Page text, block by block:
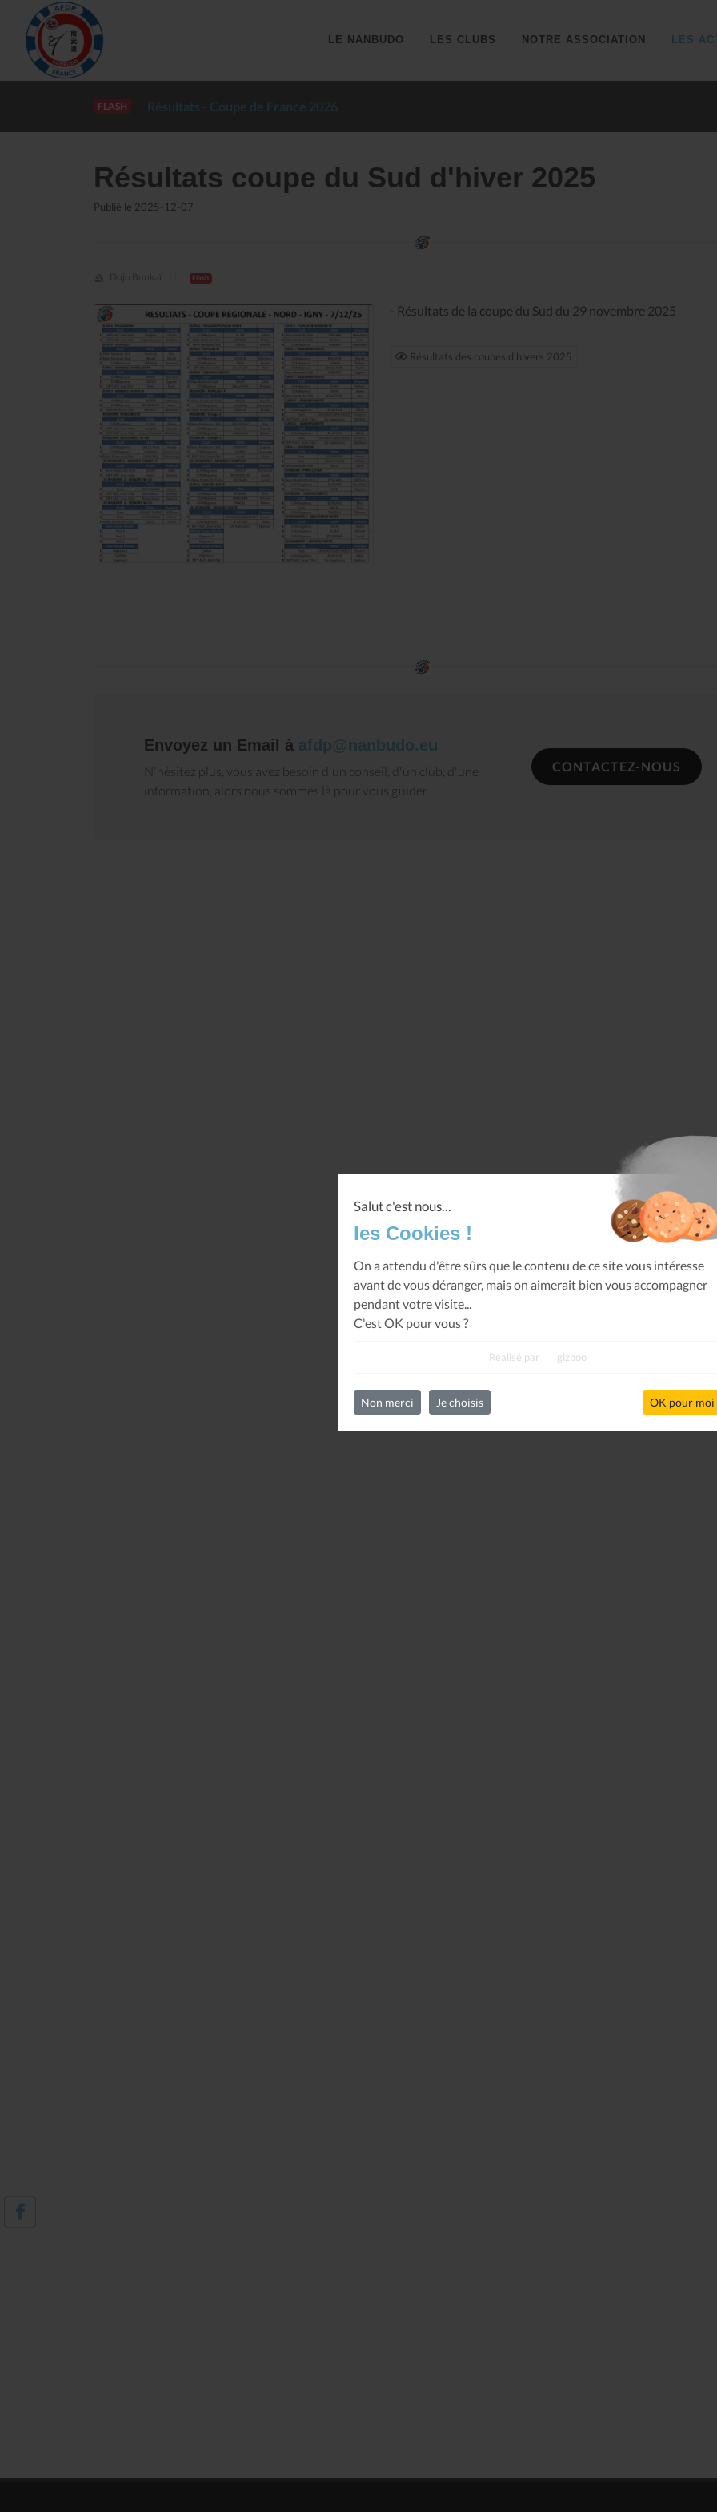
Salut c'est nous...
les Cookies !
On a attendu d'être sûrs que le contenu de ce site vous intéresse
avant de vous déranger, mais on aimerait bien vous accompagner
pendant votre visite...
C'est OK pour vous ?
Réalisé par gizboo
Non merci Je choisis OK pour moi
LE NANBUDO LES CLUBS NOTRE ASSOCIATION LES
FLASH Résultats - Coupe de France 2026
Résultats coupe du Sud d'hiver 2025
Publié le 2025-12-07
Flash
- Résultats de la coupe du Sud du 29 novembre 2025
Résultats des coupes d'hivers 2025
Envoyez un Email à afdp@nanbudo.eu
N'hésitez plus, vous avez besoin d'un conseil, d'un club, d'une
information, alors nous sommes là pour vous guider.
CONTACTEZ-NOUS